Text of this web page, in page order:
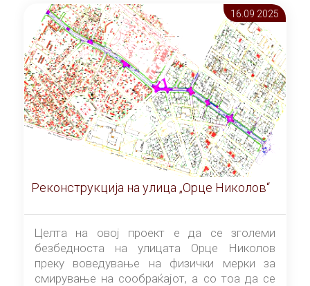
16.09 2025
Реконструкција на улица „Орце Николов“
Целта на овој проект е да се зголеми
безбедноста на улицата Орце Николов
преку воведување на физички мерки за
смирување на сообраќајот, а со тоа да се